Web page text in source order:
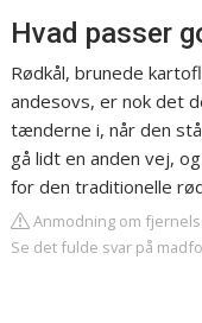
Hvad passer
Rødkål, brunede
andesovs, er nok det
tænderne i, når den
gå lidt en anden vej,
for den traditionelle
Anmodning om
Se det fulde svar på